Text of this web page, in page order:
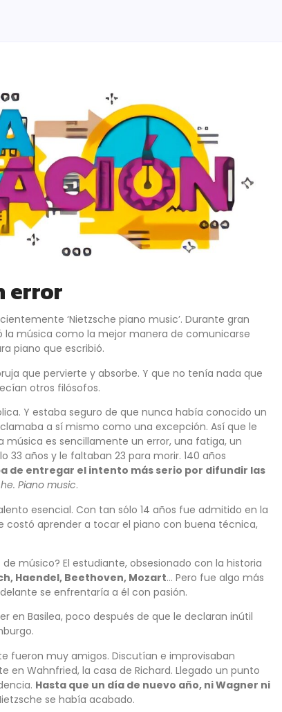
error
‘Nietzsche piano music’. Durante gran
la música como la mejor manera de comunicarse
piano que escribió.
que pervierte y absorbe. Y que no tenía nada que
otros filósofos.
Y estaba seguro de que nunca había conocido un
a sí mismo como una excepción. Así que le
música es sencillamente un error, una fatiga, un
33 años y le faltaban 23 para morir. 140 años
de entregar el intento más serio por difundir las
Piano music.
esencial. Con tan sólo 14 años fue admitido en la
costó aprender a tocar el piano con buena técnica,
músico? El estudiante, obsesionado con la historia
Haendel, Beethoven, Mozart… Pero fue algo más
se enfrentaría a él con pasión.
en Basilea, poco después de que le declaran inútil
fueron muy amigos. Discutían e improvisaban
en Wahnfried, la casa de Richard. Llegado un punto
Hasta que un día de nuevo año, ni Wagner ni
se había acabado.